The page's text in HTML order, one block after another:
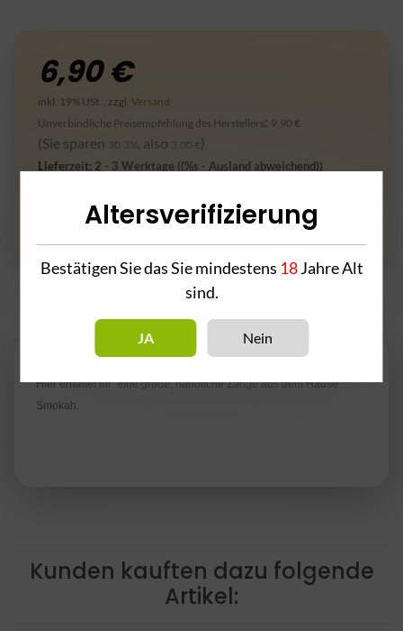
6,90 €
inkl. 19% USt. , zzgl. Versand
Unverbindliche Preisempfehlung des Herstellers: 9,90 €
(Sie sparen 30.3% , also 3,00 € )
Lieferzeit: 2 - 3 Werktage ((%s - Ausland abweichend))
Frage zum Artikel
Beschreibung
Hier erhaltet Ihr eine große, handliche Zange aus dem Hause
Smokah.
Kunden kauften dazu folgende
Artikel:
Altersverifizierung
Bestätigen Sie das Sie mindestens 18Jahre Alt
sind.
JA Nein